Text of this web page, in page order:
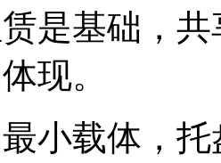
是基础，
现。
小载体，